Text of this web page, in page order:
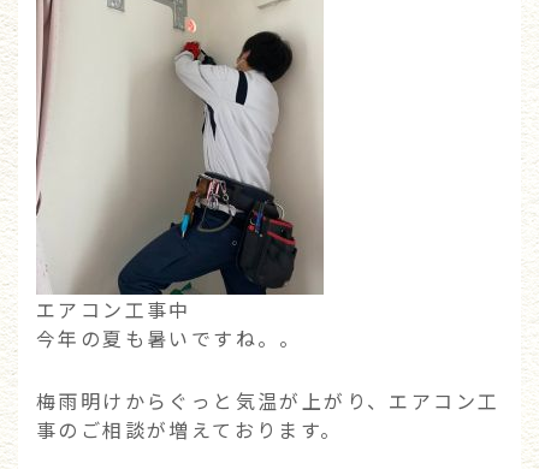
エアコン工事中
今年の夏も暑いですね。。
梅雨明けからぐっと気温が上がり、エアコン工
事のご相談が増えております。